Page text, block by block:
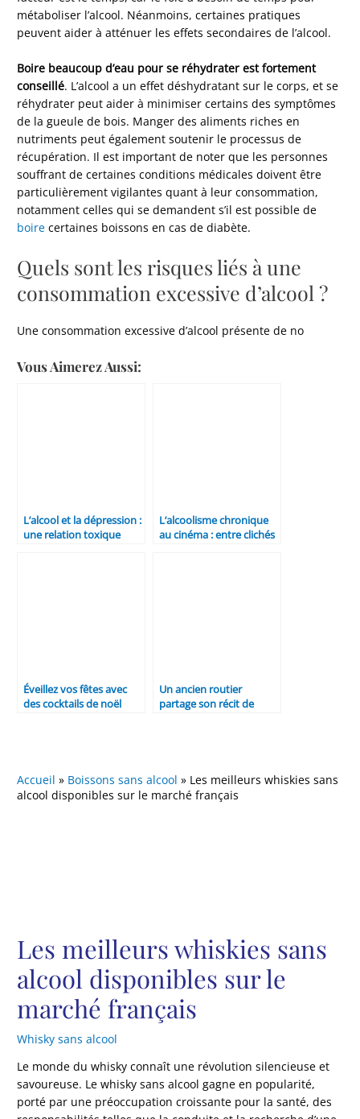
métaboliser l’alcool. Néanmoins, certaines pratiques
peuvent aider à atténuer les effets secondaires de l’alcool.
Boire beaucoup d’eau pour se réhydrater est fortement
conseillé. L’alcool a un effet déshydratant sur le corps, et se
réhydrater peut aider à minimiser certains des symptômes
de la gueule de bois. Manger des aliments riches en
nutriments peut également soutenir le processus de
récupération. Il est important de noter que les personnes
souffrant de certaines conditions médicales doivent être
particulièrement vigilantes quant à leur consommation,
notamment celles qui se demandent s’il est possible de
boire certaines boissons en cas de diabète.
Quels sont les risques liés à une
consommation excessive d’alcool ?
Une consommation excessive d’alcool présente de no
Vous Aimerez Aussi:
L’alcool et la dépression :
une relation toxique
L’alcoolisme chronique
au cinéma : entre clichés
Éveillez vos fêtes avec
des cocktails de noël
Un ancien routier
partage son récit de
Accueil » Boissons sans alcool » Les meilleurs whiskies sans
alcool disponibles sur le marché français
Les meilleurs whiskies sans
alcool disponibles sur le
marché français
Whisky sans alcool
Le monde du whisky connaît une révolution silencieuse et
savoureuse. Le whisky sans alcool gagne en popularité,
porté par une préoccupation croissante pour la santé, des